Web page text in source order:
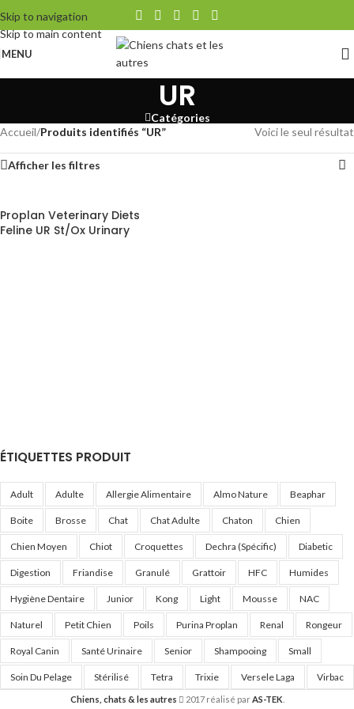
Skip to navigation
Skip to main content
MENU
UR
Catégories
Accueil/Produits identifiés “UR” Voici le seul résultat
Afficher les filtres
Proplan Veterinary Diets
Feline UR St/Ox Urinary
ÉTIQUETTES PRODUIT
Adult Adulte Allergie Alimentaire Almo Nature Beaphar
Boite Brosse Chat Chat Adulte Chaton Chien
Chien Moyen Chiot Croquettes Dechra (Spécific) Diabetic
Digestion Friandise Granulé Grattoir HFC Humides
Hygiène Dentaire Junior Kong Light Mousse NAC
Naturel Petit Chien Poils Purina Proplan Renal Rongeur
Royal Canin Santé Urinaire Senior Shampooing Small
Soin Du Pelage Stérilisé Tetra Trixie Versele Laga Virbac
Chiens, chats & les autres 2017 réalisé parAS-TEK